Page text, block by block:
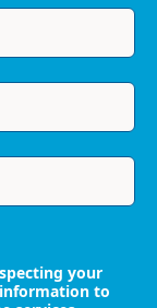
your
to